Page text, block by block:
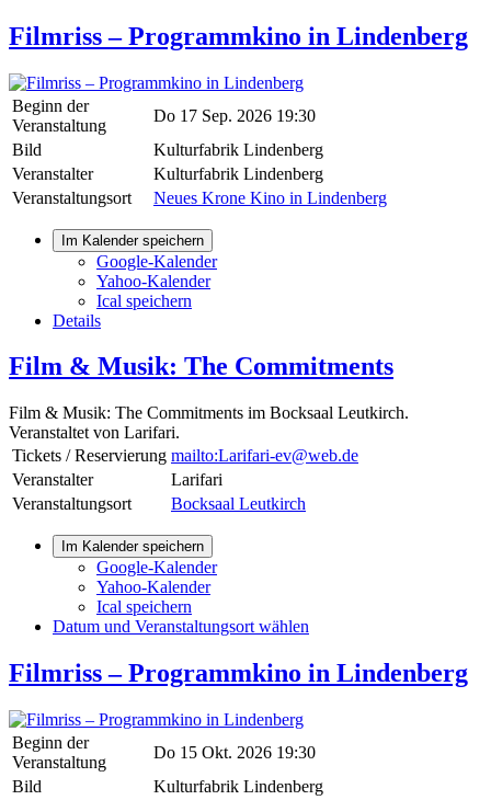
Filmriss – Programmkino in Lindenberg
Beginn der
Veranstaltung
Do 17 Sep. 2026 19:30
Bild
Kulturfabrik Lindenberg
Veranstalter
Kulturfabrik Lindenberg
Veranstaltungsort
Neues Krone Kino in Lindenberg
Im Kalender speichern
Google-Kalender
Yahoo-Kalender
Ical speichern
Details
Film & Musik: The Commitments
Film & Musik: The Commitments im Bocksaal Leutkirch.
Veranstaltet von Larifari.
Tickets / Reservierung mailto:Larifari-ev@web.de
Veranstalter
Larifari
Veranstaltungsort
Bocksaal Leutkirch
Im Kalender speichern
Google-Kalender
Yahoo-Kalender
Ical speichern
Datum und Veranstaltungsort wählen
Filmriss – Programmkino in Lindenberg
Beginn der
Veranstaltung
Do 15 Okt. 2026 19:30
Bild
Kulturfabrik Lindenberg